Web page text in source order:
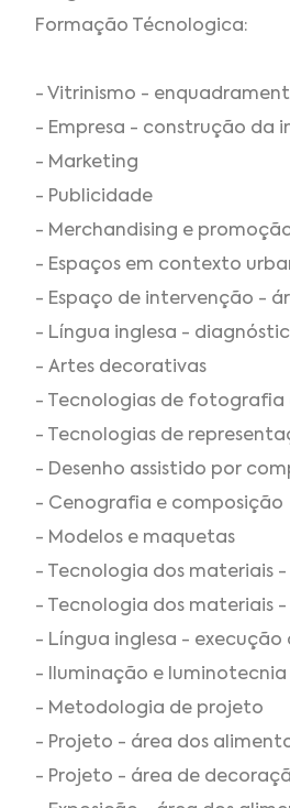
Formação Técnologica:
- Vitrinismo -
- Empresa - construção da
- Marketing
- Publicidade
- Merchandising e
- Espaços em contexto
- Espaço de intervenção -
- Língua inglesa -
- Artes decorativas
- Tecnologias de fotografia
- Tecnologias de
- Desenho assistido por
- Cenografia e composição
- Modelos e maquetas
- Tecnologia dos materiais
- Tecnologia dos materiais -
- Língua inglesa - execução
- Iluminação e luminotecnia
- Metodologia de projeto
- Projeto - área dos
- Projeto - área de